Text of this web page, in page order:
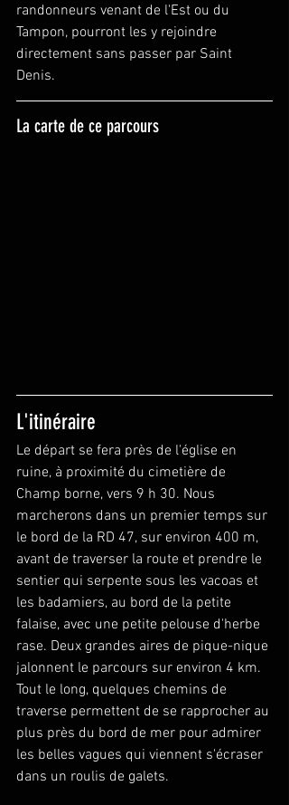
randonneurs venant de l'Est ou du
Tampon, pourront les y rejoindre
directement sans passer par Saint
Denis.
La carte de ce parcours
L'itinéraire
Le départ se fera près de l'église en
ruine, à proximité du cimetière de
Champ borne, vers 9 h 30. Nous
marcherons dans un premier temps sur
le bord de la RD 47, sur environ 400 m,
avant de traverser la route et prendre le
sentier qui serpente sous les vacoas et
les badamiers, au bord de la petite
falaise, avec une petite pelouse d'herbe
rase. Deux grandes aires de pique-nique
jalonnent le parcours sur environ 4 km.
Tout le long, quelques chemins de
traverse permettent de se rapprocher au
plus près du bord de mer pour admirer
les belles vagues qui viennent s'écraser
dans un roulis de galets.